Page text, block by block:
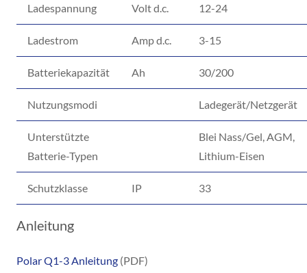
Ladespannung Volt d.c. 12-24
Ladestrom Amp d.c. 3-15
Batteriekapazität Ah 30/200
Nutzungsmodi Ladegerät/Netzgerät
Unterstützte
Batterie-Typen
Blei Nass/Gel, AGM,
Lithium-Eisen
Schutzklasse IP 33
Anleitung
Polar Q1-3 Anleitung (PDF)